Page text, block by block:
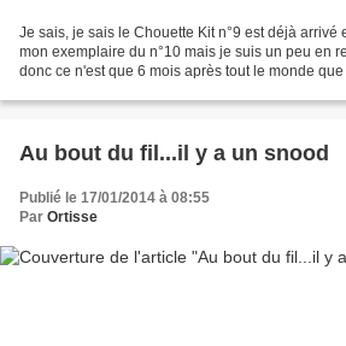
Je sais, je sais le Chouette Kit n°9 est déjà arrivé
mon exemplaire du n°10 mais je suis un peu en
donc ce n'est que 6 mois après tout le monde
Au bout du fil...il y a un snood
Publié le 17/01/2014 à 08:55
Par Ortisse